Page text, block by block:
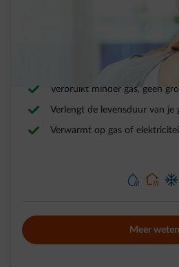
Hybride
Combinatie van een
Verbruikt minder gas, geen
Verlengt de levensduur van je
Verwarmt op gas of
element-heating-water element-home-heating element-home-cooling
Meer weten